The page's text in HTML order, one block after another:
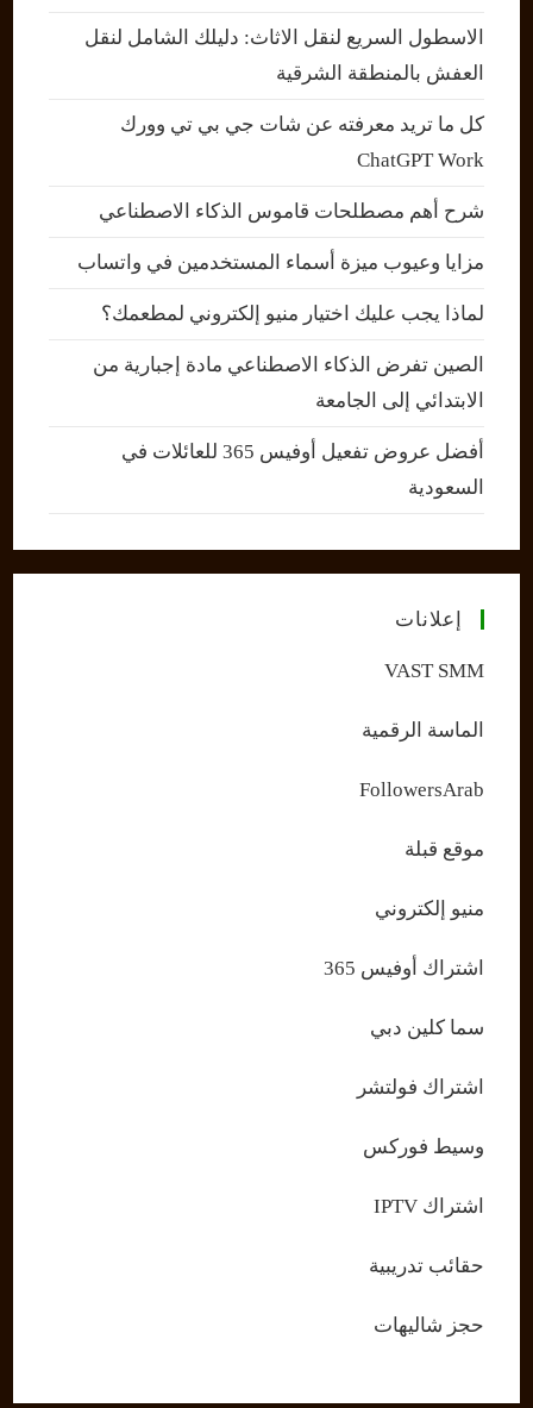
الاسطول السريع لنقل الاثاث: دليلك الشامل لنقل
العفش بالمنطقة الشرقية
كل ما تريد معرفته عن شات جي بي تي وورك
ChatGPT Work
شرح أهم مصطلحات قاموس الذكاء الاصطناعي
مزايا وعيوب ميزة أسماء المستخدمين في واتساب
لماذا يجب عليك اختيار منيو إلكتروني لمطعمك؟
الصين تفرض الذكاء الاصطناعي مادة إجبارية من
الابتدائي إلى الجامعة
أفضل عروض تفعيل أوفيس 365 للعائلات في
السعودية
إعلانات
VAST SMM
الماسة الرقمية
FollowersArab
موقع قبلة
منيو إلكتروني
اشتراك أوفيس 365
سما كلين دبي
اشتراك فولتشر
وسيط فوركس
اشتراك IPTV
حقائب تدريبية
حجز شاليهات